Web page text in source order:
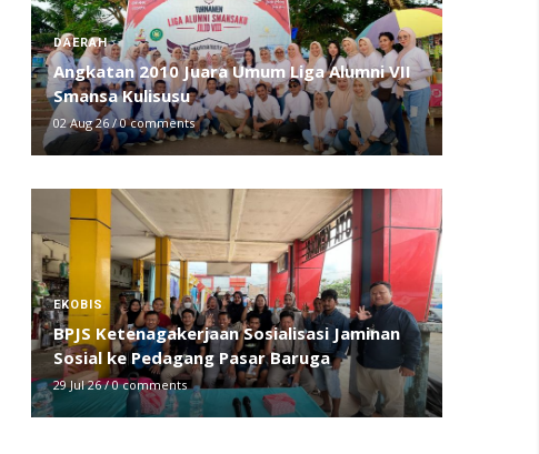
DAERAH
Angkatan 2010 Juara Umum Liga Alumni VII
Smansa Kulisusu
02 Aug 26 /0 comments
EKOBIS
BPJS Ketenagakerjaan Sosialisasi Jaminan
Sosial ke Pedagang Pasar Baruga
29 Jul 26/0 comments